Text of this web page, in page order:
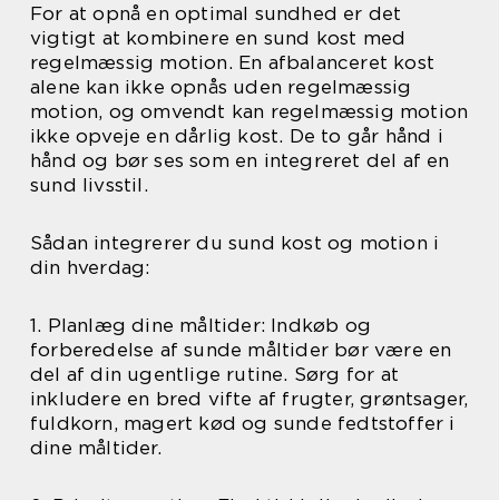
For at opnå en optimal sundhed er det
vigtigt at kombinere en sund kost med
regelmæssig motion. En afbalanceret kost
alene kan ikke opnås uden regelmæssig
motion, og omvendt kan regelmæssig motion
ikke opveje en dårlig kost. De to går hånd i
hånd og bør ses som en integreret del af en
sund livsstil.
Sådan integrerer du sund kost og motion i
din hverdag:
1. Planlæg dine måltider: Indkøb og
forberedelse af sunde måltider bør være en
del af din ugentlige rutine. Sørg for at
inkludere en bred vifte af frugter, grøntsager,
fuldkorn, magert kød og sunde fedtstoffer i
dine måltider.